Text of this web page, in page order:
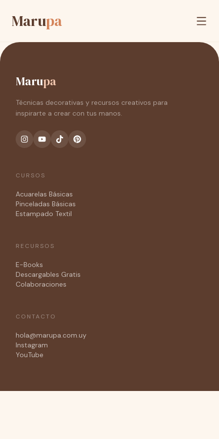
Marupa
Marupa
Técnicas decorativas y recursos creativos para
inspirarte a crear con tus manos.
CURSOS
Acuarelas Básicas
Pinceladas Básicas
Estampado Textil
RECURSOS
E-Books
Descargables Gratis
Colaboraciones
CONTACTO
hola@marupa.com.uy
Instagram
YouTube